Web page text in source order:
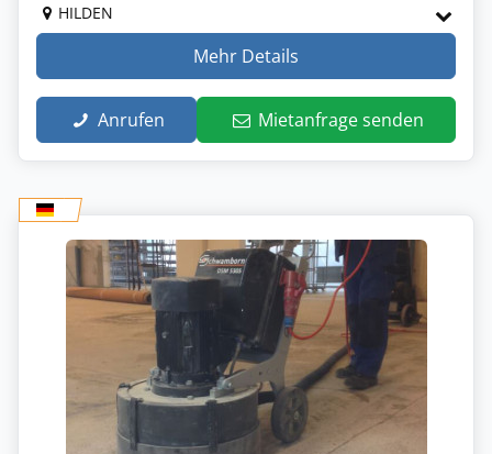
HILDEN
Mehr Details
Anrufen Mietanfrage senden